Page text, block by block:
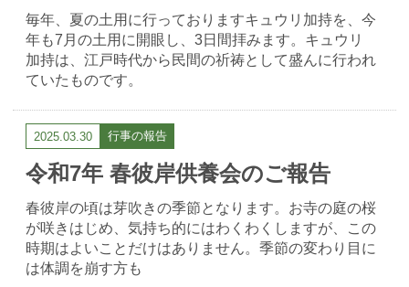
毎年、夏の土用に行っておりますキュウリ加持を、今
年も7月の土用に開眼し、3日間拝みます。キュウリ
加持は、江戸時代から民間の祈祷として盛んに行われ
ていたものです。
2025.03.30 行事の報告
令和7年 春彼岸供養会のご報告
春彼岸の頃は芽吹きの季節となります。お寺の庭の桜
が咲きはじめ、気持ち的にはわくわくしますが、この
時期はよいことだけはありません。季節の変わり目に
は体調を崩す方も